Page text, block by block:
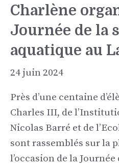
Charlène
Journée de la
aquatique au
24 juin 2024
Près d’une centaine
Charles III, de
Nicolas Barré et de
sont rassemblés sur la
l’occasion de la